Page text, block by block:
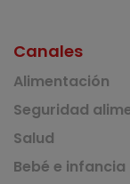
Canales
Alimentación
Seguridad
Salud
Bebé e infancia